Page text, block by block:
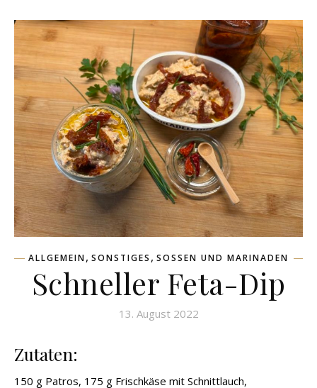
ALLGEMEIN, SONSTIGES , SOSSEN UND MARINADEN
Schneller Feta-Dip
13. August 2022
Zutaten:
150 g Patros, 175 g Frischkäse mit Schnittlauch,